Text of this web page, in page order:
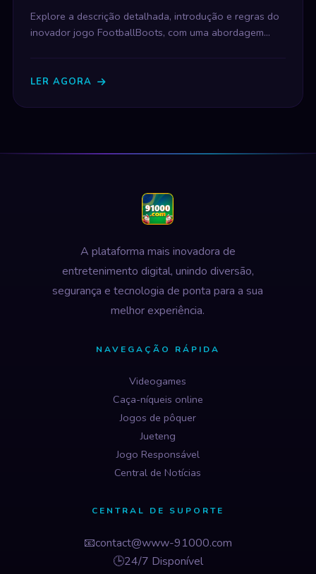
Explore a descrição detalhada, introdução e regras do
inovador jogo FootballBoots, com uma abordagem
LER AGORA
A plataforma mais inovadora de
entretenimento digital, unindo diversão,
segurança e tecnologia de ponta para a sua
melhor experiência.
NAVEGAÇÃO RÁPIDA
Videogames
Caça-níqueis online
Jogos de pôquer
Jueteng
Jogo Responsável
Central de Notícias
CENTRAL DE SUPORTE
📧contact@www-91000.com
🕒24/7 Disponível